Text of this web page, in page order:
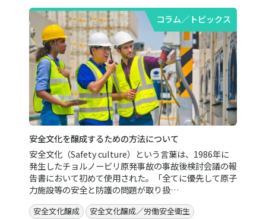
コラム／トピックス
安全文化を醸成するための方法について
安全文化（Safety culture）という言葉は、1986年に
発生したチョルノービリ原発事故の事故後検討会議の報
告書において初めて使用された。「全てに優先して原子
力施設等の安全と防護の問題が取り扱…
安全文化醸成 安全文化醸成／労働安全衛生